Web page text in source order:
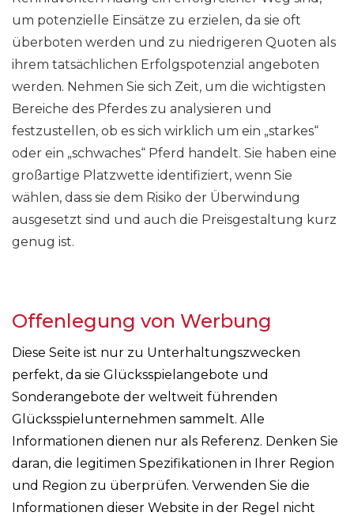
um potenzielle Einsätze zu erzielen, da sie oft
überboten werden und zu niedrigeren Quoten als
ihrem tatsächlichen Erfolgspotenzial angeboten
werden. Nehmen Sie sich Zeit, um die wichtigsten
Bereiche des Pferdes zu analysieren und
festzustellen, ob es sich wirklich um ein „starkes“
oder ein „schwaches“ Pferd handelt. Sie haben eine
großartige Platzwette identifiziert, wenn Sie
wählen, dass sie dem Risiko der Überwindung
ausgesetzt sind und auch die Preisgestaltung kurz
genug ist.
Offenlegung von Werbung
Diese Seite ist nur zu Unterhaltungszwecken
perfekt, da sie Glücksspielangebote und
Sonderangebote der weltweit führenden
Glücksspielunternehmen sammelt. Alle
Informationen dienen nur als Referenz. Denken Sie
daran, die legitimen Spezifikationen in Ihrer Region
und Region zu überprüfen. Verwenden Sie die
Informationen dieser Website in der Regel nicht